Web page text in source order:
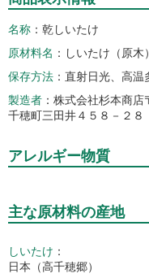
名称
乾しいたけ
原材料名
しいたけ（原木
保存方法
直射日光、高温
製造者
株式会社杉本商
千穂町三田井４５８－２８
アレルギー物質
主な原材料の産地
しいたけ ：
日本（高千穂郷）